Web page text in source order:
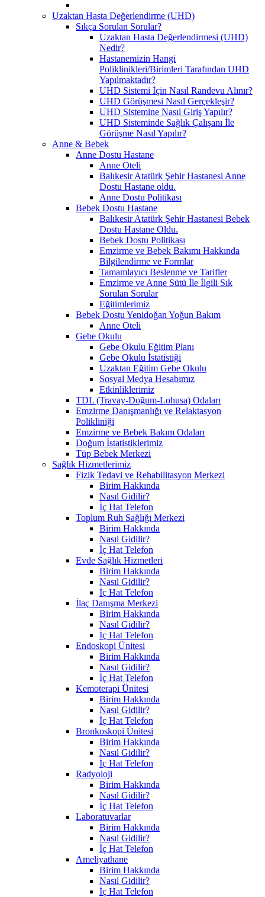
Uzaktan Hasta Değerlendirme (UHD)
Sıkça Sorulan Sorular?
Uzaktan Hasta Değerlendirmesi (UHD)
Nedir?
Hastanemizin Hangi
Poliklinikleri/Birimleri Tarafından UHD
Yapılmaktadır?
UHD Sistemi İçin Nasıl Randevu Alınır?
UHD Görüşmesi Nasıl Gerçekleşir?
UHD Sistemine Nasıl Giriş Yapılır?
UHD Sisteminde Sağlık Çalışanı İle
Görüşme Nasıl Yapılır?
Anne & Bebek
Anne Dostu Hastane
Anne Oteli
Balıkesir Atatürk Şehir Hastanesi Anne
Dostu Hastane oldu.
Anne Dostu Politikası
Bebek Dostu Hastane
Balıkesir Atatürk Şehir Hastanesi Bebek
Dostu Hastane Oldu.
Bebek Dostu Politikası
Emzirme ve Bebek Bakımı Hakkında
Bilgilendirme ve Formlar
Tamamlayıcı Beslenme ve Tarifler
Emzirme ve Anne Sütü İle İlgili Sık
Sorulan Sorular
Eğitimlerimiz
Bebek Dostu Yenidoğan Yoğun Bakım
Anne Oteli
Gebe Okulu
Gebe Okulu Eğitim Planı
Gebe Okulu İstatistiği
Uzaktan Eğitim Gebe Okulu
Sosyal Medya Hesabımız
Etkinliklerimiz
TDL (Travay-Doğum-Lohusa) Odaları
Emzirme Danışmanlığı ve Relaktasyon
Polikliniği
Emzirme ve Bebek Bakım Odaları
Doğum İstatistiklerimiz
Tüp Bebek Merkezi
Sağlık Hizmetlerimiz
Fizik Tedavi ve Rehabilitasyon Merkezi
Birim Hakkında
Nasıl Gidilir?
İç Hat Telefon
Toplum Ruh Sağlığı Merkezi
Birim Hakkında
Nasıl Gidilir?
İç Hat Telefon
Evde Sağlık Hizmetleri
Birim Hakkında
Nasıl Gidilir?
İç Hat Telefon
İlaç Danışma Merkezi
Birim Hakkında
Nasıl Gidilir?
İç Hat Telefon
Endoskopi Ünitesi
Birim Hakkında
Nasıl Gidilir?
İç Hat Telefon
Kemoterapi Ünitesi
Birim Hakkında
Nasıl Gidilir?
İç Hat Telefon
Bronkoskopi Ünitesi
Birim Hakkında
Nasıl Gidilir?
İç Hat Telefon
Radyoloji
Birim Hakkında
Nasıl Gidilir?
İç Hat Telefon
Laboratuvarlar
Birim Hakkında
Nasıl Gidilir?
İç Hat Telefon
Ameliyathane
Birim Hakkında
Nasıl Gidilir?
İç Hat Telefon